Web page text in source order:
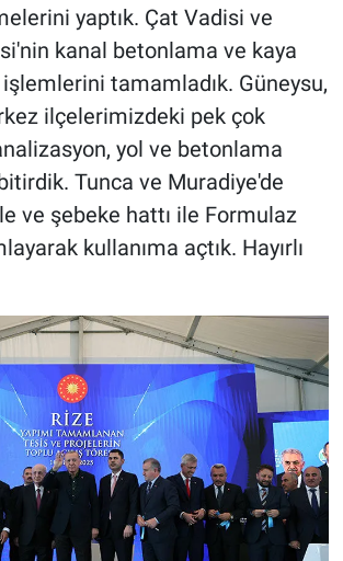
yaptık. Çat Vadisi ve
kanal betonlama ve kaya
işlemlerini tamamladık. Güneysu,
ilçelerimizdeki pek çok
yol ve betonlama
bitirdik. Tunca ve Muradiye'de
ve şebeke hattı ile Formulaz
kullanıma açtık. Hayırlı